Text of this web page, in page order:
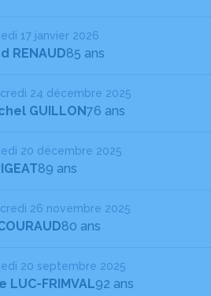
17 janvier 2026
RENAUD85 ans
24 décembre 2025
GUILLON76 ans
20 décembre 2025
89 ans
26 novembre 2025
80 ans
20 septembre 2025
LUC-FRIMVAL92 ans